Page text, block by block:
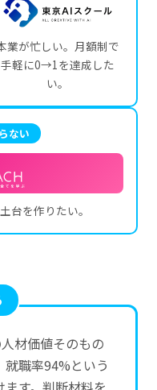
業が忙しい。月額制で
手軽に0→1を達成した
い。
ない
台を作りたい。
材価値そのもの
就職率94%という